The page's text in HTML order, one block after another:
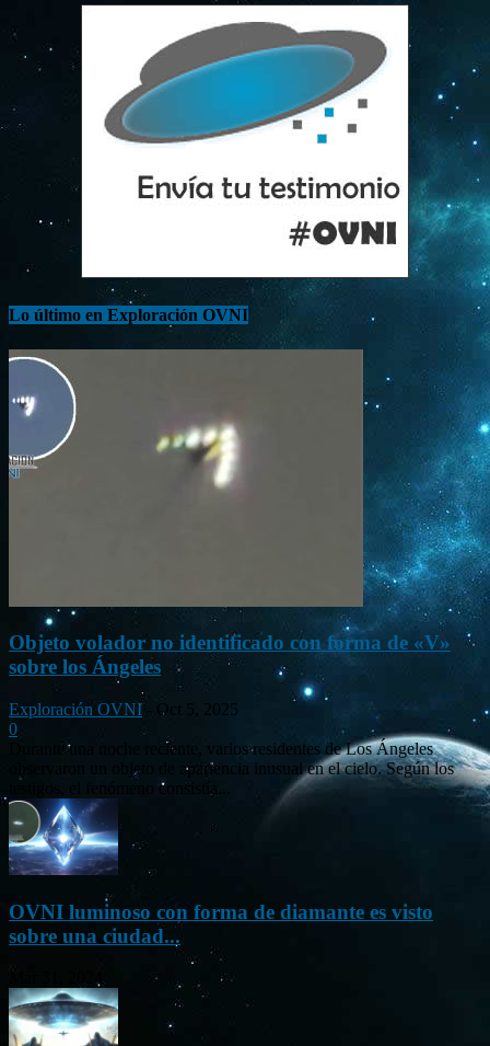
Lo último en Exploración OVNI
Objeto volador no identificado con forma de «V»
sobre los Ángeles
Exploración OVNI -
Oct 5, 2025
0
Durante una noche reciente, varios residentes de Los Ángeles
observaron un objeto de apariencia inusual en el cielo. Según los
testigos, el fenómeno consistía...
OVNI luminoso con forma de diamante es visto
sobre una ciudad...
Mar 31, 2024